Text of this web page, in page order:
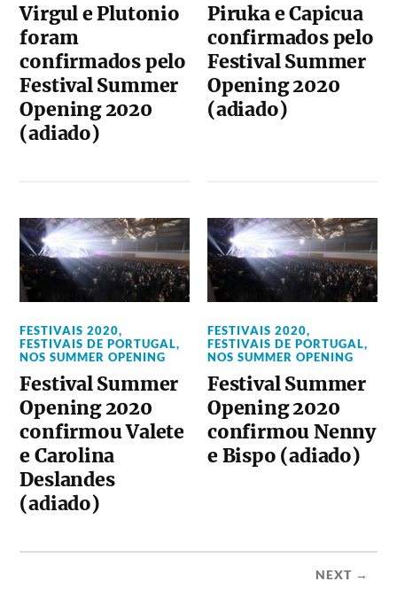
Virgul e Plutonio
foram
confirmados pelo
Festival Summer
Opening 2020
(adiado)
Piruka e Capicua
confirmados pelo
Festival Summer
Opening 2020
(adiado)
FESTIVAIS 2020,
FESTIVAIS DE PORTUGAL,
NOS SUMMER OPENING
Festival Summer
Opening 2020
confirmou Valete
e Carolina
Deslandes
(adiado)
FESTIVAIS 2020,
FESTIVAIS DE PORTUGAL,
NOS SUMMER OPENING
Festival Summer
Opening 2020
confirmou Nenny
e Bispo (adiado)
NEXT →